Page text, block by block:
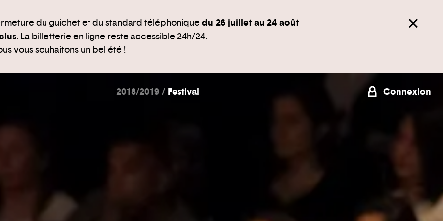
du guichet et du standard téléphoniquedu 26 juillet au 24 août
. La billetterie en ligne reste accessible 24h/24.
vous souhaitons un bel été !
2018/2019 Festival Connexion